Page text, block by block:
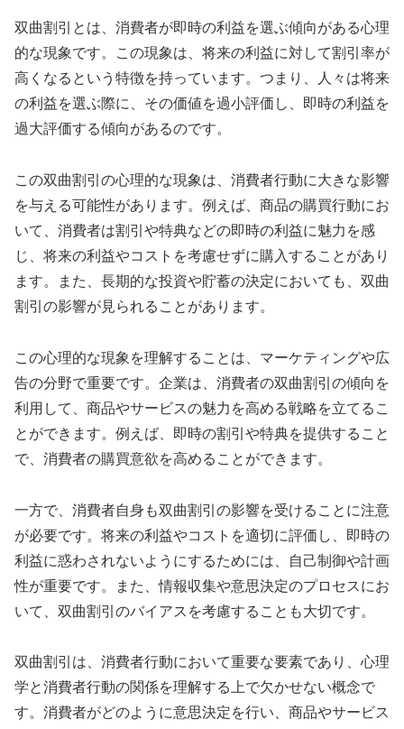
双曲割引とは、消費者が即時の利益を選ぶ傾向がある心理
的な現象です。この現象は、将来の利益に対して割引率が
高くなるという特徴を持っています。つまり、人々は将来
の利益を選ぶ際に、その価値を過小評価し、即時の利益を
過大評価する傾向があるのです。
この双曲割引の心理的な現象は、消費者行動に大きな影響
を与える可能性があります。例えば、商品の購買行動にお
いて、消費者は割引や特典などの即時の利益に魅力を感
じ、将来の利益やコストを考慮せずに購入することがあり
ます。また、長期的な投資や貯蓄の決定においても、双曲
割引の影響が見られることがあります。
この心理的な現象を理解することは、マーケティングや広
告の分野で重要です。企業は、消費者の双曲割引の傾向を
利用して、商品やサービスの魅力を高める戦略を立てるこ
とができます。例えば、即時の割引や特典を提供すること
で、消費者の購買意欲を高めることができます。
一方で、消費者自身も双曲割引の影響を受けることに注意
が必要です。将来の利益やコストを適切に評価し、即時の
利益に惑わされないようにするためには、自己制御や計画
性が重要です。また、情報収集や意思決定のプロセスにお
いて、双曲割引のバイアスを考慮することも大切です。
双曲割引は、消費者行動において重要な要素であり、心理
学と消費者行動の関係を理解する上で欠かせない概念で
す。消費者がどのように意思決定を行い、商品やサービス